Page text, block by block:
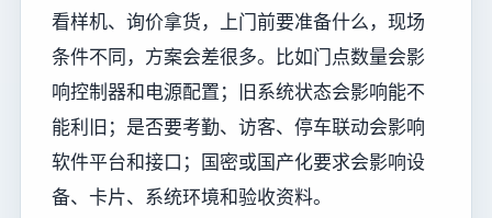
看样机、询价拿货，上门前要准备什么，现场
条件不同，方案会差很多。比如门点数量会影
响控制器和电源配置；旧系统状态会影响能不
能利旧；是否要考勤、访客、停车联动会影响
软件平台和接口；国密或国产化要求会影响设
备、卡片、系统环境和验收资料。